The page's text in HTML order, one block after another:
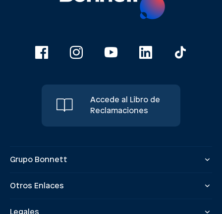
Accede al Libro de
Reclamaciones
Grupo Bonnett
Otros Enlaces
Legales